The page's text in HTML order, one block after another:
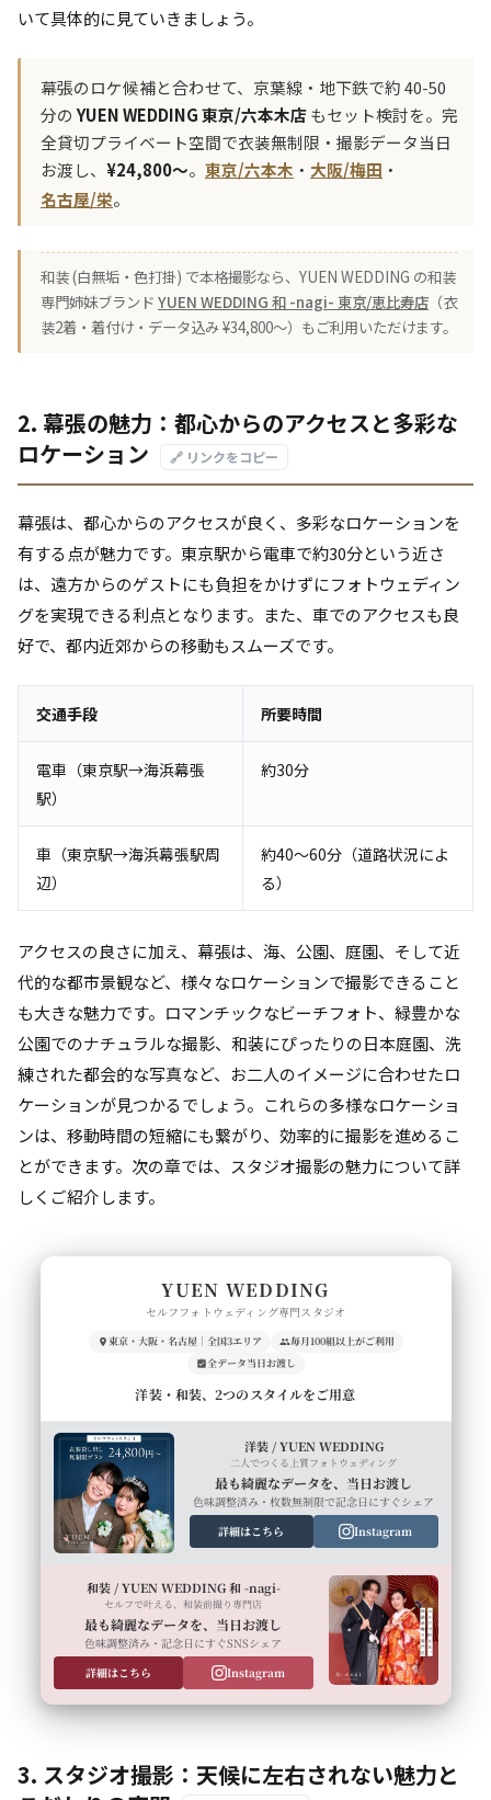
いて具体的に見ていきましょう。
幕張のロケ候補と合わせて、京葉線・地下鉄で約 40-50
分の YUEN WEDDING 東京/六本木店もセット検討を。完
全貸切プライベート空間で衣装無制限・撮影データ当日
お渡し、 ¥24,800〜。 東京/六本木 ・ 大阪/梅田 ・
名古屋/栄。
和装 (白無垢・色打掛) で本格撮影なら、YUEN WEDDING の和装
専門姉妹ブランド YUEN WEDDING 和 -nagi- 東京/恵比寿店 （衣
装2着・着付け・データ込み ¥34,800〜）もご利用いただけます。
2. 幕張の魅力：都心からのアクセスと多彩な
ロケーション
🔗 リンクをコピー
幕張は、都心からのアクセスが良く、多彩なロケーションを
有する点が魅力です。東京駅から電車で約30分という近さ
は、遠方からのゲストにも負担をかけずにフォトウェディン
グを実現できる利点となります。また、車でのアクセスも良
好で、都内近郊からの移動もスムーズです。
交通手段 所要時間
電車（東京駅→海浜幕張
駅）
約30分
車（東京駅→海浜幕張駅周
辺）
約40～60分（道路状況によ
る）
アクセスの良さに加え、幕張は、海、公園、庭園、そして近
代的な都市景観など、様々なロケーションで撮影できること
も大きな魅力です。ロマンチックなビーチフォト、緑豊かな
公園でのナチュラルな撮影、和装にぴったりの日本庭園、洗
練された都会的な写真など、お二人のイメージに合わせたロ
ケーションが見つかるでしょう。これらの多様なロケーショ
ンは、移動時間の短縮にも繋がり、効率的に撮影を進めるこ
とができます。次の章では、スタジオ撮影の魅力について詳
しくご紹介します。
YUEN WEDDING
セルフフォトウェディング専門スタジオ
東京・大阪・名古屋｜全国3エリア
毎月100組以上がご利用
全データ当日お渡し
洋装・和装、2つのスタイルをご用意
洋装 / YUEN WEDDING
二人でつくる上質フォトウェディング
最も綺麗なデータを、当日お渡し
色味調整済み・枚数無制限で記念日にすぐシェア
詳細はこちら
Instagram
和装 / YUEN WEDDING 和 -nagi-
セルフで叶える、和装前撮り専門店
最も綺麗なデータを、当日お渡し
色味調整済み・記念日にすぐSNSシェア
詳細はこちら
Instagram
3. スタジオ撮影：天候に左右されない魅力と